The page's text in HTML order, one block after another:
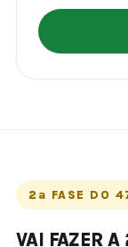
2ª FASE DO
VAI FAZER A